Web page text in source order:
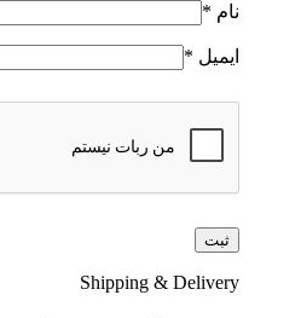
نام *
ایمیل *
Shipping & Delivery